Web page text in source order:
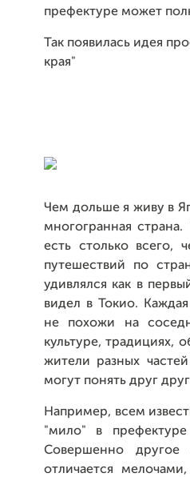
префектуре может
Так появилась идея
края"
Чем дольше я живу в
многогранная
есть столько всего,
путешествий по
удивлялся как в
видел в Токио.
не похожи на
культуре, традициях,
жители разных
могут понять друг
Например, всем
"мило" в
Совершенно
отличается